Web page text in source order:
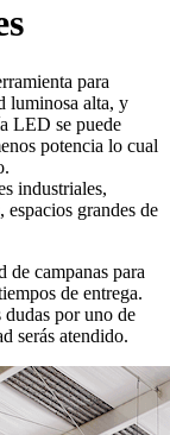
para
luminosa alta, y
LED se puede
potencia lo cual
industriales,
espacios grandes de
de campanas para
de entrega.
por uno de
serás atendido.